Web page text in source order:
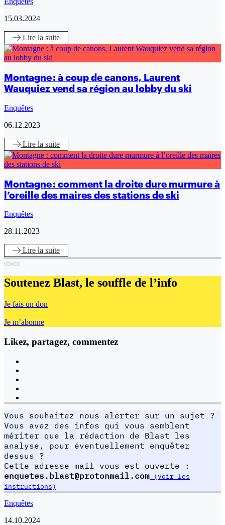
15.03.2024
Lire la suite
Montagne : à coup de canons, Laurent
Wauquiez vend sa région au lobby du ski
Enquêtes
06.12.2023
Lire la suite
Montagne : comment la droite dure murmure à
l’oreille des maires des stations de ski
Enquêtes
28.11.2023
Lire la suite
Soutenez Blast, le souffle de l’info
Je fais un don
Je m’abonne
Likez, partagez, commentez
Vous souhaitez nous alerter sur un sujet ?
Vous avez des infos qui vous semblent
mériter que la rédaction de Blast les
analyse, pour éventuellement enquêter
dessus ?
Cette adresse mail vous est ouverte :
enquetes.blast@protonmail.com (voir les
instructions)
Enquêtes
14.10.2024